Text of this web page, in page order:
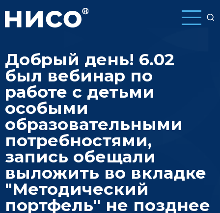
основному
Добрый день! 6.02
был вебинар по
работе с детьми
особыми
образовательными
потребностями,
запись обещали
выложить во вкладке
"Методический
портфель" не позднее